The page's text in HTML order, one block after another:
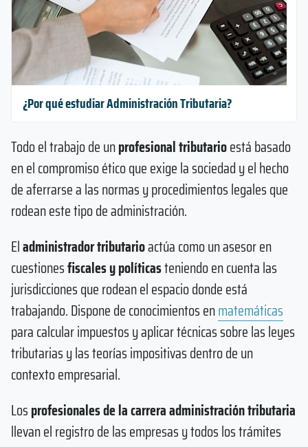
¿Por qué estudiar Administración Tributaria?
Todo el trabajo de unprofesional tributarioestá basado
en el compromiso ético que exige la sociedad y el hecho
de aferrarse a las normas y procedimientos legales que
rodean este tipo de administración.
Eladministrador tributarioactúa como un asesor en
cuestionesfiscales y políticasteniendo en cuenta las
jurisdicciones que rodean el espacio donde está
trabajando. Dispone de conocimientos enmatemáticas
para calcular impuestos y aplicar técnicas sobre las leyes
tributarias y las teorías impositivas dentro de un
contexto empresarial.
Losprofesionales de la carrera administración tributaria
llevan el registro de las empresas y todos los trámites